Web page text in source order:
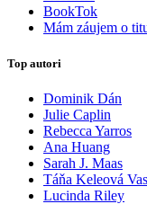
BookTok
Mám záujem o
Top autori
Dominik Dán
Julie Caplin
Rebecca Yarros
Ana Huang
Sarah J. Maas
Táňa Keleová
Lucinda Riley